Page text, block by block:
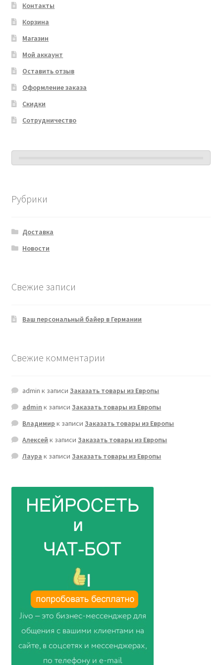
Контакты
Корзина
Магазин
Мой аккаунт
Оставить отзыв
Оформление заказа
Скидки
Сотрудничество
Рубрики
Доставка
Новости
Свежие записи
Ваш персональный байер в Германии
Свежие комментарии
admin к записиЗаказать товары из Европы
admin к записиЗаказать товары из Европы
Владимир к записиЗаказать товары из Европы
Алексей к записиЗаказать товары из Европы
Лаура к записиЗаказать товары из Европы